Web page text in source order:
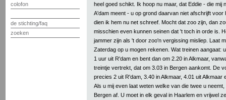
colofon
de stichting/faq
zoeken
heel goed schikt. Ik hoop nu maar, dat Eddie - die mij
A'dam meent - u op grond daarvan niet afschrijft voor
dien ik hem nu net schreef. Mocht dat zoo zijn, dan
misschien even kunnen seinen dat 't toch in orde is.
jammer zijn als 't door zoo'n vergissing misliep. Laat
Zaterdag op u mogen rekenen. Wat treinen aangaat:
1 uur uit R'dam en bent dan om 2.20 in Alkmaar,
treintje vertrekt, dat om 3.03 in Bergen aankomt. De
precies 2 uit R'dam, 3.40 in Alkmaar, 4.01 uit Alkmaar
Als u mij even laat weten welke van die twee u neemt,
Bergen af. U moet in elk geval in Haarlem en vrijwel